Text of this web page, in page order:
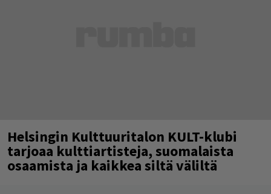
Helsingin Kulttuuritalon KULT-klubi
tarjoaa kulttiartisteja, suomalaista
osaamista ja kaikkea siltä väliltä